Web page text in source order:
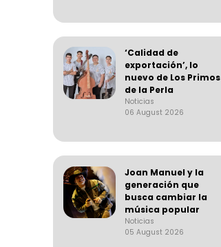
‘Calidad de
exportación’, lo
nuevo de Los Primos
de la Perla
Noticias
06 August 2026
Joan Manuel y la
generación que
busca cambiar la
música popular
Noticias
05 August 2026